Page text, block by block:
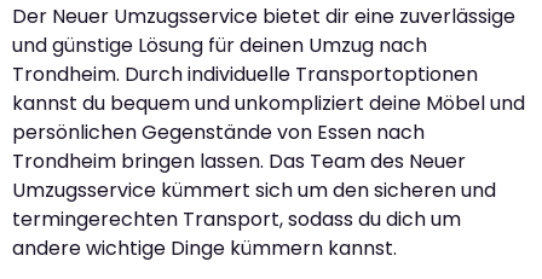
Der Neuer Umzugsservice bietet dir eine zuverlässige
und günstige Lösung für deinen Umzug nach
Trondheim. Durch individuelle Transportoptionen
kannst du bequem und unkompliziert deine Möbel und
persönlichen Gegenstände von Essen nach
Trondheim bringen lassen. Das Team des Neuer
Umzugsservice kümmert sich um den sicheren und
termingerechten Transport, sodass du dich um
andere wichtige Dinge kümmern kannst.